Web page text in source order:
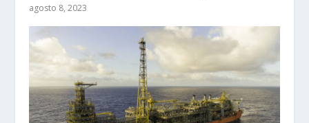
agosto 8, 2023